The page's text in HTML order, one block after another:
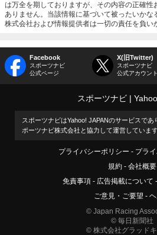
は万全を期しておりますが、その内容の正確性
ありません。当該情報に基づいて被ったいかな
株式会社および情報提供者は一切の責任を負い
Facebook
スポーツナビ
公式ページ
X(旧Twitter)
スポーツナビ
公式アカウント
スポーツナビ
スポーツナビはYahoo! JAPANのサービスで
ポーツナビ株式会社と協力して運営しています
プライバシーポリシー
プラ
規約
会社概要
免責事項
広告掲載について
ご意見・ご要望
© Japan Racing
© 毎日新聞社
© 株式会社グラッド